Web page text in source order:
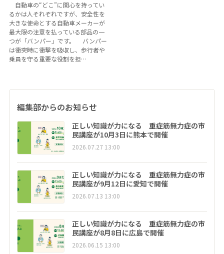
自動車の“どこ”に関心を持ってい
るかは人それぞれですが、安全性を
大きな使命とする自動車メーカーが
最大限の注意を払っている部品の一
つが「バンパー」です。 バンパー
は衝突時に衝撃を吸収し、歩行者や
乗員を守る重要な役割を担…
編集部からのお知らせ
正しい知識が力になる 重症筋無力症の市
民講座が10月3日に熊本で開催
2026.07.27 13:00
正しい知識が力になる 重症筋無力症の市
民講座が9月12日に愛知で開催
2026.07.13 13:00
正しい知識が力になる 重症筋無力症の市
民講座が8月8日に広島で開催
2026.06.15 13:00